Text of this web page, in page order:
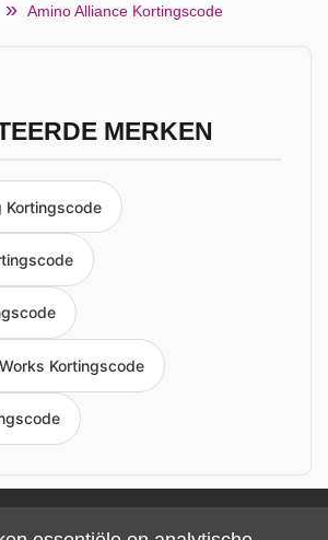
Amino Alliance Kortingscode
MERKEN
Kortingscode
Kortingscode
Impressum Algemene voorwaarden